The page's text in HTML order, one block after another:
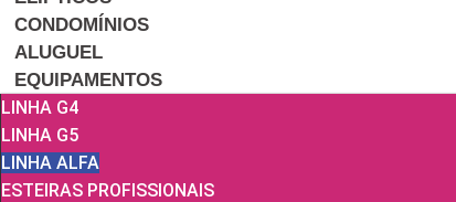
CONDOMÍNIOS
ALUGUEL
EQUIPAMENTOS
LINHA G4
LINHA G5
LINHA ALFA
ESTEIRAS PROFISSIONAIS